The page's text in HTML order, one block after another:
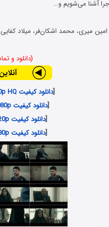
آشنا می‌شویم و…
میری، محمد اشکان‌فر، میلاد
(دانلود و
[دانلود کیفیت 1080p HQ با حجم 441 مگابایت
[دانلود کیفیت 1080p با حجم 320 مگابایت
[دانلود کیفیت 720p با حجم 164 مگابایت
[دانلود کیفیت 480p با حجم 114 مگابایت